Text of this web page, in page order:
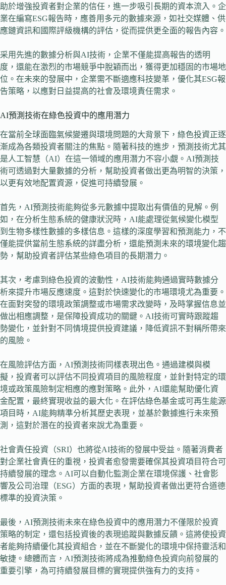
助於增強投資者對企業的信任，進一步吸引長期的資本流入。企
業在編寫ESG報告時，應善用多元的數據來源，如社交媒體、供
應鏈資訊和國際評級機構的評估，從而提供更全面的報告內容。
采用先進的數據分析與AI技術，企業不僅能提高報告的透明
度，還能在激烈的市場競爭中脫穎而出，獲得更加穩固的市場地
位。在未來的發展中，企業需不斷適應科技變革，優化其ESG報
告策略，以應對日益提高的社會及環境責任需求。
AI預測技術在綠色投資中的應用潛力
在當前全球面臨氣候變遷與環境問題的大背景下，綠色投資正逐
漸成為各類投資者關注的焦點。隨著科技的進步，預測技術尤其
是人工智慧（AI）在這一領域的應用潛力不容小覷。AI預測技
術可透過對大量數據的分析，幫助投資者做出更為明智的決策，
以更有效地配置資源，促進可持續發展。
首先，AI預測技術能夠從多元數據中提取出有價值的見解。例
如，在分析生態系統的健康狀況時，AI能處理從氣候變化模型
到生物多樣性數據的多樣信息。這樣的深度學習和預測能力，不
僅能提供當前生態系統的詳盡分析，還能預測未來的環境變化趨
勢，幫助投資者評估某些綠色項目的長期潛力。
其次，考慮到綠色投資的波動性，AI技術能夠通過實時數據分
析來提升市場反應速度。這對於快速變化的市場環境尤為重要。
在面對突發的環境政策調整或市場需求改變時，及時掌握信息並
做出相應調整，是保障投資成功的關鍵。AI技術可實時跟蹤趨
勢變化，並針對不同情境提供投資建議，降低資訊不對稱所帶來
的風險。
在風險評估方面，AI預測技術同樣表現出色。通過建模與模
擬，投資者可以評估不同投資項目的風險程度，並針對特定的環
境或政策風險制定相應的應對策略。此外，AI還能幫助優化資
金配置，最終實現收益的最大化。在評估綠色基金或可再生能源
項目時，AI能夠精準分析其歷史表現，並基於數據進行未來預
測，這對於潛在的投資者來說尤為重要。
社會責任投資（SRI）也將從AI技術的發展中受益。隨著消費者
對企業社會責任的重視，投資者愈發需要確保其投資項目符合可
持續發展的理念。AI可以自動化監測企業在環境保護、社會影
響及公司治理（ESG）方面的表現，幫助投資者做出更符合道德
標準的投資決策。
最後，AI預測技術未來在綠色投資中的應用潛力不僅限於投資
策略的制定，還包括投資後的表現追蹤與數據反饋。這將使投資
者能夠持續優化其投資組合，並在不斷變化的環境中保持靈活和
敏捷。總體而言，AI預測技術將成為推動綠色投資向前發展的
重要引擎，為可持續發展目標的實現提供強有力的支持。